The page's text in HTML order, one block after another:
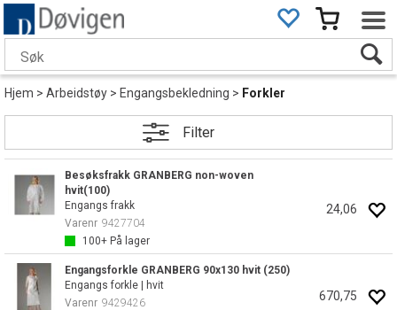
Hjem>Arbeidstøy>Engangsbekledning> Forkler
Filter
Besøksfrakk GRANBERG non-woven
hvit(100)
Engangs frakk
Varenr 9427704
100+ På lager
24,06
Engangsforkle GRANBERG 90x130 hvit (250)
Engangs forkle | hvit
Varenr 9429426
670,75